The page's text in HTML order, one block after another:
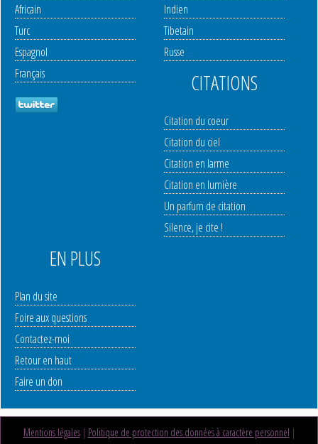
Africain
Turc
Espagnol
Français
Indien
Tibetain
Russe
CITATIONS
Citation du coeur
Citation du ciel
Citation en larme
Citation en lumière
Un parfum de citation
Silence, je cite !
EN PLUS
Plan du site
Foire aux questions
Contactez-moi
Retour en haut
Faire un don
Mentions légales| Politique de protection des données à caractère personnel |